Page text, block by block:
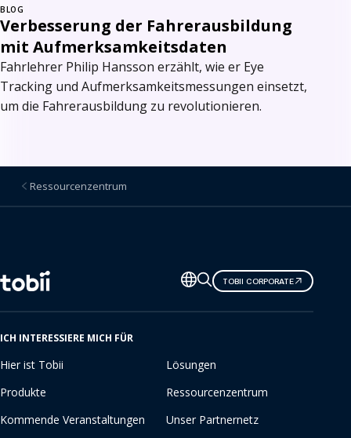
BLOG
Verbesserung der Fahrerausbildung
mit Aufmerksamkeitsdaten
Fahrlehrer Philip Hansson erzählt, wie er Eye
Tracking und Aufmerksamkeitsmessungen einsetzt,
um die Fahrerausbildung zu revolutionieren.
Ressourcenzentrum
Sprache
ändern
TOBII CORPORATE
ICH INTERESSIERE MICH FÜR
Hier ist Tobii
Lösungen
Produkte
Ressourcenzentrum
Kommende Veranstaltungen
Unser Partnernetz